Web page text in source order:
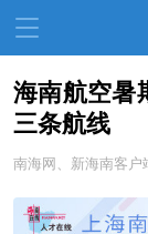
资讯中心
教育 健
海南航空暑
三条航线
南海网、新海南客户